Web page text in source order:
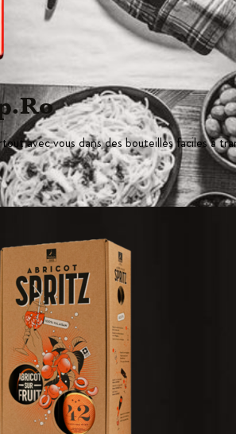
avec vous dans des bouteilles faciles à